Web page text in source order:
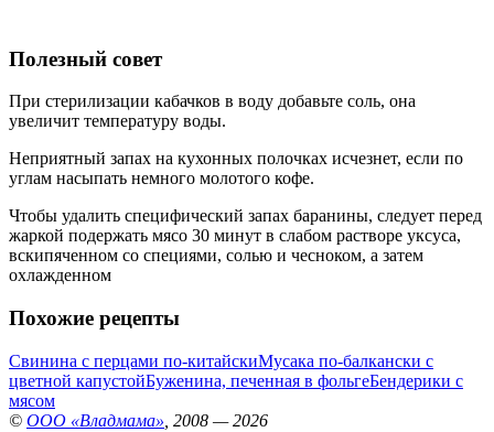
Полезный совет
При стерилизации кабачков в воду добавьте соль, она
увеличит температуру воды.
Неприятный запах на кухонных полочках исчезнет, если по
углам насыпать немного молотого кофе.
Чтобы удалить специфический запах баранины, следует перед
жаркой подержать мясо 30 минут в слабом растворе уксуса,
вскипяченном со специями, солью и чесноком, а затем
охлажденном
Похожие рецепты
Свинина с перцами по-китайскиМусака по-балкански с
цветной капустойБуженина, печенная в фольгеБендерики с
мясом
© ООО «Владмама» , 2008 — 2026